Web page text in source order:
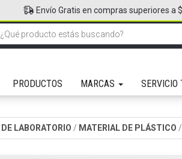
PRODUCTOS MARCAS SERVICIO
Envío Gratis en compras superiores a
DE LABORATORIO / MATERIAL DE PLÁSTICO /